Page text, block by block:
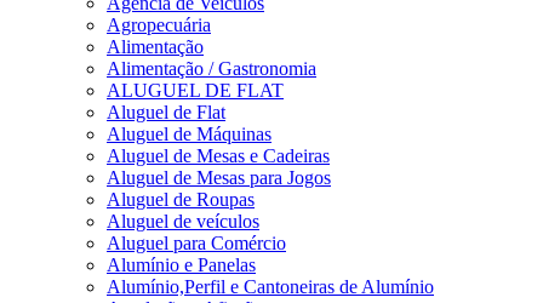
Agropecuária
Alimentação
Alimentação / Gastronomia
ALUGUEL DE FLAT
Aluguel de Flat
Aluguel de Máquinas
Aluguel de Mesas e Cadeiras
Aluguel de Mesas para Jogos
Aluguel de Roupas
Aluguel de veículos
Aluguel para Comércio
Alumínio e Panelas
Alumínio,Perfil e Cantoneiras de Alumínio